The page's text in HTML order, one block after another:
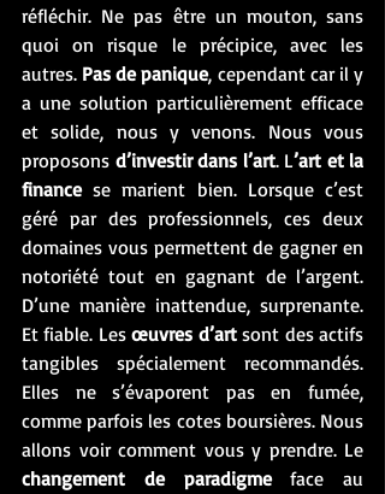
réfléchir. Ne pas être un mouton, sans
quoi on risque le précipice, avec les
autres. Pas de panique, cependant car il y
a une solution particulièrement efficace
et solide, nous y venons. Nous vous
proposons d’investir dans l’art. L’art et la
finance se marient bien. Lorsque c’est
géré par des professionnels, ces deux
domaines vous permettent de gagner en
notoriété tout en gagnant de l’argent.
D’une manière inattendue, surprenante.
Et fiable. Les œuvres d’art sont des actifs
tangibles spécialement recommandés.
Elles ne s’évaporent pas en fumée,
comme parfois les cotes boursières. Nous
changement de paradigme